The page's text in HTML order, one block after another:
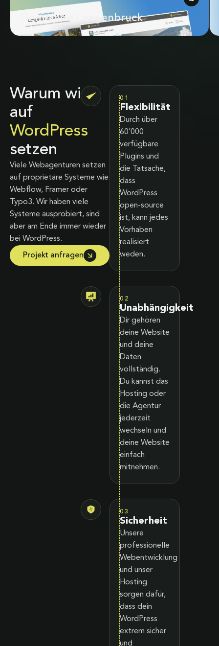
Gemeinde Langenbruck
Warum wir
auf
WordPress
setzen
Viele Webagenturen setzen
auf proprietäre Systeme wie
Webflow, Framer oder
Typo3. Wir haben viele
Systeme ausprobiert, sind
aber am Ende immer wieder
bei WordPress.
Projekt anfragen
01
Flexibilität
Durch über
60’000
verfügbare
Plugins und
die Tatsache,
dass
WordPress
open-source
ist, kann jedes
Vorhaben
realisiert
weden.
02
Unabhängigkeit
Dir gehören
deine Website
und deine
Daten
vollständig.
Du kannst das
Hosting oder
die Agentur
jederzeit
wechseln und
deine Website
einfach
mitnehmen.
03
Sicherheit
Unsere
professionelle
Webentwicklung
und unser
Hosting
sorgen dafür,
dass dein
WordPress
extrem sicher
und